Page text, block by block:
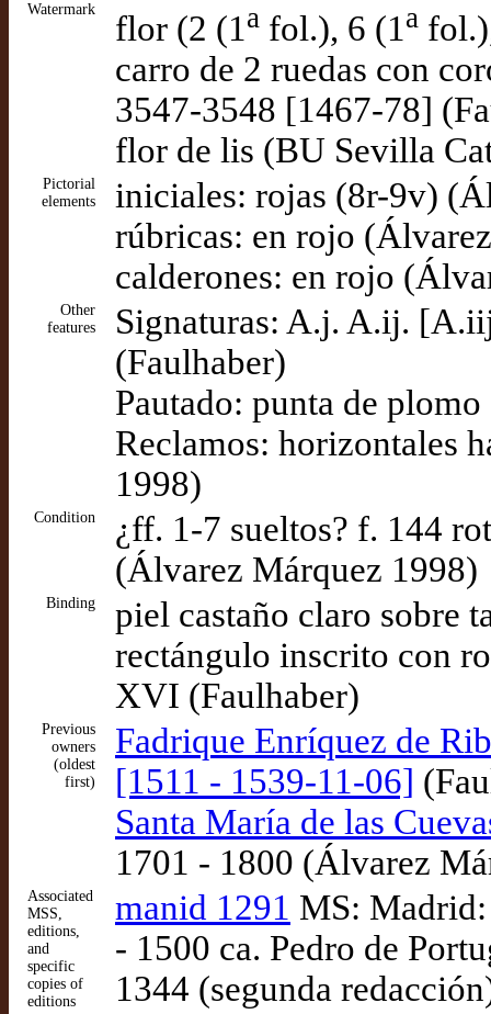
Watermark flor (2 (1 a fol.), 6 (1 a
carro de 2 ruedas con
3547-3548 [1467-78]
flor de lis (BU Sevilla
Pictorial
elements
iniciales: rojas (8r-9v)
rúbricas: en rojo
calderones: en rojo
Other
features
Signaturas: A.j. A.ij.
(Faulhaber)
Pautado: punta de
Reclamos: horizontales
1998)
Condition
¿ff. 1-7 sueltos? f. 144
(Álvarez Márquez 1998)
Binding
piel castaño claro sobre
rectángulo inscrito con
XVI (Faulhaber)
Previous
owners
(oldest
first)
Fadrique Enríquez de
[1511 - 1539-11-06]
Santa María de las
1701 - 1800 (Álvarez
Associated
MSS,
editions,
and
specific
copies of
editions
manid 1291 MS:
- 1500 ca. Pedro de
1344 (segunda